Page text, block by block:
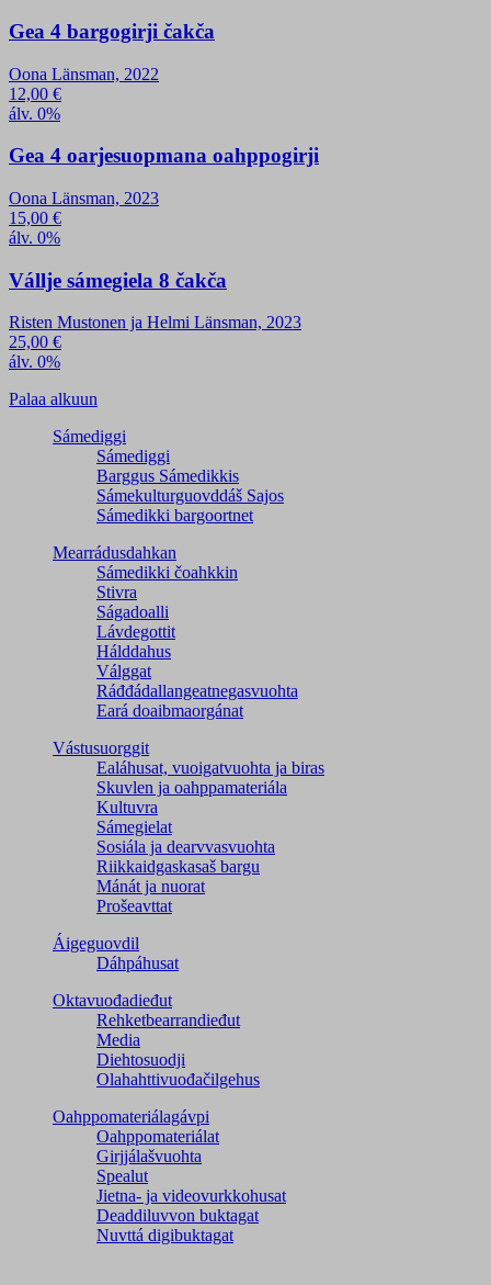
Gea 4 bargogirji čakča
Oona Länsman, 2022
12,00 €
álv. 0%
Gea 4 oarjesuopmana oahppogirji
Oona Länsman, 2023
15,00 €
álv. 0%
Vállje sámegiela 8 čakča
Risten Mustonen ja Helmi Länsman, 2023
25,00 €
álv. 0%
Palaa alkuun
Sámediggi
Sámediggi
Barggus Sámedikkis
Sámekulturguovddáš Sajos
Sámedikki bargoortnet
Mearrádusdahkan
Sámedikki čoahkkin
Stivra
Ságadoalli
Lávdegottit
Hálddahus
Válggat
Ráđđádallangeatnegas­vuohta
Eará doaibmaorgánat
Vástusuorggit
Ealáhusat, vuoigatvuohta ja biras
Skuvlen ja oahppamateriála
Kultuvra
Sámegielat
Sosiála ja dearvvasvuohta
Riikkaidgaskasaš bargu
Mánát ja nuorat
Prošeavttat
Áigeguovdil
Dáhpáhusat
Oktavuođadieđut
Rehketbearrandieđut
Media
Diehtosuodji
Olahahttivuođačilgehus
Oahppomateriálagávpi
Oahppomateriálat
Girjjálašvuohta
Spealut
Jietna- ja videovurkkohusat
Deaddiluvvon buktagat
Nuvttá digibuktagat